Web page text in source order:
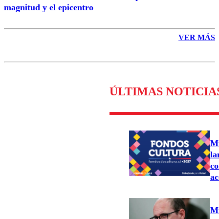
magnitud y el epicentro
VER MÁS
ÚLTIMAS